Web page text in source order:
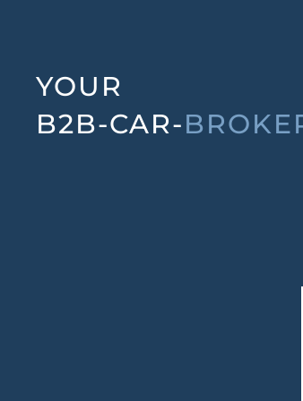
YOUR
B2B-CAR-